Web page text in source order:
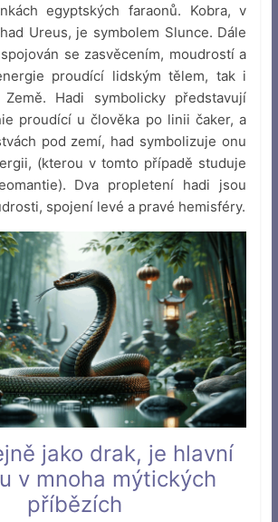
egyptských faraonů. Kobra, v
Ureus, je symbolem Slunce. Dále
se zasvěcením, moudrostí a
proudící lidským tělem, tak i
Hadi symbolicky představují
proudící u člověka po linii čaker, a
pod zemí, had symbolizuje onu
(kterou v tomto případě studuje
Dva propletení hadi jsou
spojení levé a pravé hemisféry.
jako drak, je hlavní
v mnoha mýtických
příbězích